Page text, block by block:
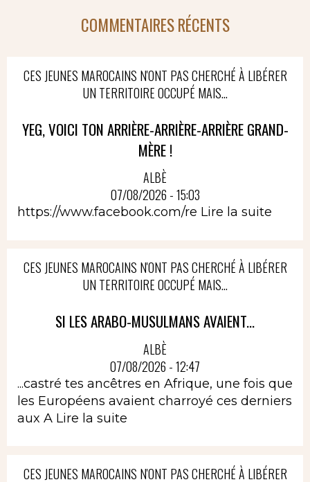
COMMENTAIRES RÉCENTS
CES JEUNES MAROCAINS N'ONT PAS CHERCHÉ À LIBÉRER
UN TERRITOIRE OCCUPÉ MAIS...
YEG, VOICI TON ARRIÈRE-ARRIÈRE-ARRIÈRE GRAND-
MÈRE !
ALBÈ
07/08/2026 - 15:03
https://www.facebook.com/re Lire la suite
CES JEUNES MAROCAINS N'ONT PAS CHERCHÉ À LIBÉRER
UN TERRITOIRE OCCUPÉ MAIS...
SI LES ARABO-MUSULMANS AVAIENT...
ALBÈ
07/08/2026 - 12:47
...castré tes ancêtres en Afrique, une fois que
les Européens avaient charroyé ces derniers
aux A Lire la suite
CES JEUNES MAROCAINS N'ONT PAS CHERCHÉ À LIBÉRER